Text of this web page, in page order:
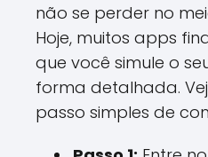
não se perder no
Hoje, muitos apps
que você simule o
forma detalhada.
passo simples de